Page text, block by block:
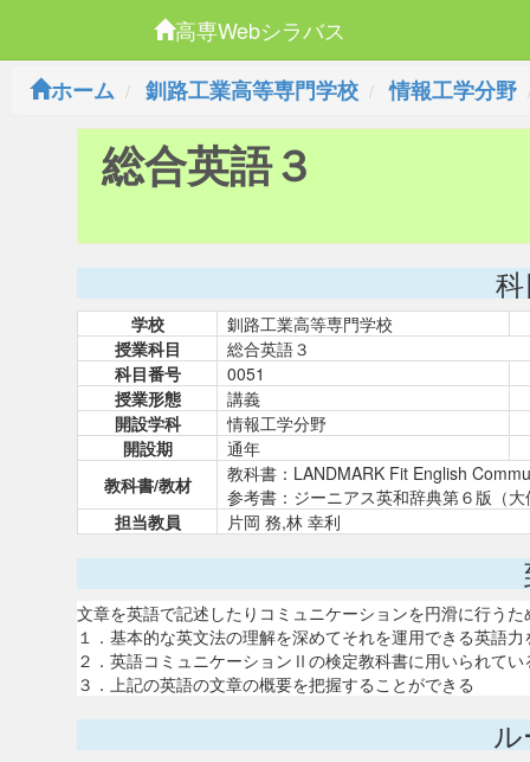
高専Webシラバス
ホーム
釧路工業高等専門学校 情報工学分野
総合英語３
学校
釧路工業高等専門学校
授業科目
総合英語３
科目番号
0051
授業形態
講義
開設学科
情報工学分野
開設期
通年
教科書/教材
教科書：LANDMARK Fit English
参考書：ジーニアス英和辞典第６版（
担当教員
片岡 務,林 幸利
文章を英語で記述したりコミュニケーションを円滑に行う
１．基本的な英文法の理解を深めてそれを運用できる英語
２．英語コミュニケーションⅡの検定教科書に用いられて
３．上記の英語の文章の概要を把握することができる